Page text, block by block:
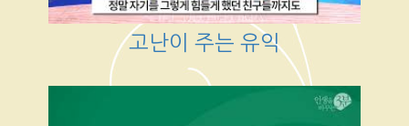
고난이 주는 유익